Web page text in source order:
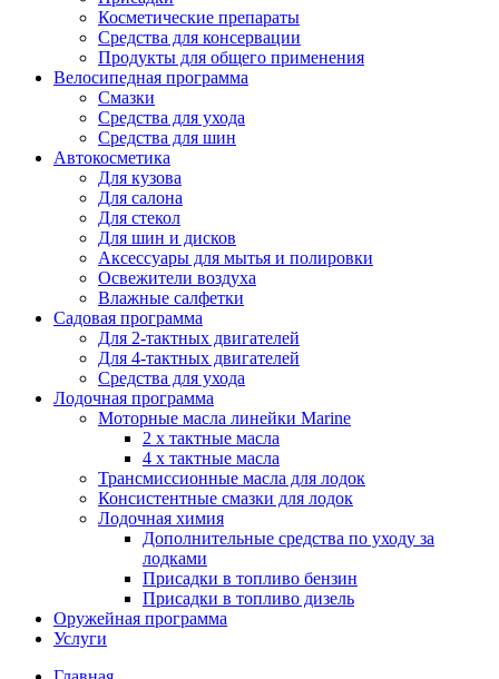
Косметические препараты
Средства для консервации
Продукты для общего применения
Велосипедная программа
Смазки
Средства для ухода
Средства для шин
Автокосметика
Для кузова
Для салона
Для стекол
Для шин и дисков
Аксессуары для мытья и полировки
Освежители воздуха
Влажные салфетки
Садовая программа
Для 2-тактных двигателей
Для 4-тактных двигателей
Средства для ухода
Лодочная программа
Моторные масла линейки Marine
2 х тактные масла
4 х тактные масла
Трансмиссионные масла для лодок
Консистентные смазки для лодок
Лодочная химия
Дополнительные средства по уходу за
лодками
Присадки в топливо бензин
Присадки в топливо дизель
Оружейная программа
Услуги